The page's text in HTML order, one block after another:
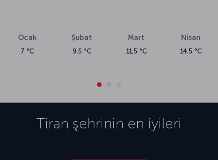
Ocak
7 °C
Şubat
9.5 °C
Mart
11.5 °C
Nisan
14.5 °C
Tiran şehrinin en iyileri